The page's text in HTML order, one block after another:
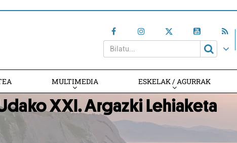
MULTIMEDIA ESKELAK / AGURRAK